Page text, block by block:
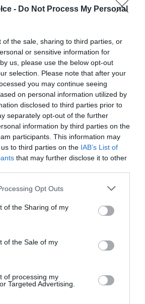
- Do Not Process My Personal
of the sale, sharing to third parties, or
or sensitive information for
us, please use the below opt-out
selection. Please note that after your
you may continue seeing
on personal information utilized by
disclosed to third parties prior to
separately opt-out of the further
information by third parties on the
participants. This information may
to third parties on the IAB’s List of
that may further disclose it to other
Opt Outs
of the Sharing of my
of the Sale of my
of processing my
Targeted Advertising.